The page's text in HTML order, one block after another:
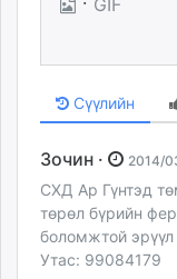
Сүүлийн
Зочин · 2014/
СХД Ар Гүнтэд
төрөл бүрийн
боломжтой эрүүл
Утас: 99084179